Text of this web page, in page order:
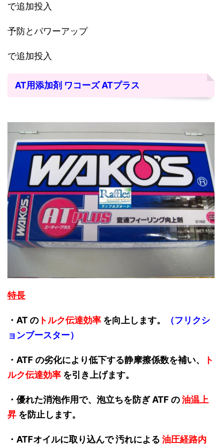
で追加投入
予防とパワーアップ
で追加投入
AT用添加剤 ワコーズ ATプラス
特長
・AT の トルク伝達効率 を向上します。
（フリクシ
ョンブースター）
・ATF の劣化により低下する静摩擦係数を補い、
ト
ルク伝達効率 を引き上げます。
・優れた消泡作用で、泡立ちを防ぎ ATF の油温上
昇 を防止します。
・ATFオイルに取り込んで 汚れによる 油圧経路内